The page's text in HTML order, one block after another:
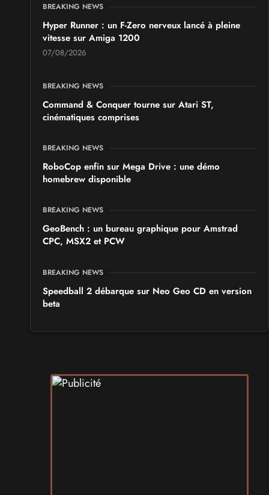
BREAKING NEWS
Hyper Runner : un F-Zero nerveux lancé à pleine
vitesse sur Amiga 1200
07/08/2026
BREAKING NEWS
Command & Conquer tourne sur Atari ST,
cinématiques comprises
BREAKING NEWS
RoboCop enfin sur Mega Drive : une démo
homebrew disponible
BREAKING NEWS
GeoBench : un bureau graphique pour Amstrad
CPC, MSX2 et PCW
BREAKING NEWS
Speedball 2 débarque sur Neo Geo CD en version
beta